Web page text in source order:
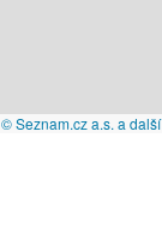
© Seznam.cz a.s. a další